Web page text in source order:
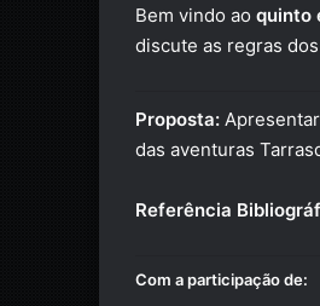
Bem vindo ao quinto
discute as regras
Proposta:
das aventuras
Referência
Com a participação de: